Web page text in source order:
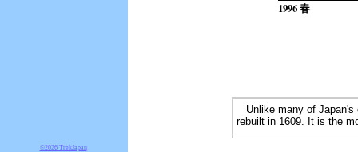
1996 春
Unlike many of Japan's
rebuilt in 1609. It is the
©2026 TrekJapan